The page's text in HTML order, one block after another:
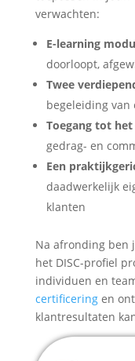
verwachten:
E-learning
doorloopt,
Twee
begeleiding
Toegang tot
gedrag- en
Een
daadwerkelijk
klanten
Na afronding ben
het DISC-profiel
individuen en
certificeringen
klantresultaten